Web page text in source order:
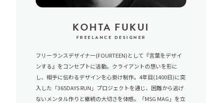
KOHTA FUKUI
FREELANCE DESIGNER
フリーランスデザイナー(FOURTEEN)として『言葉をデザイ
ンする』をコンセプトに活動。クライアントの想いを形に
し、相手に伝わるデザインを心掛け制作。4年目(1400日)に突
入した「365DAYS RUN」プロジェクトを通じ、困難から逃げ
ないメンタル作りと継続の大切さを体感。「MSG MAG」を立